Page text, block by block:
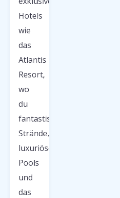
Hotels
wie
das
Atlantis
Resort,
wo
du
fantastische
Strände,
luxuriöse
Pools
und
das